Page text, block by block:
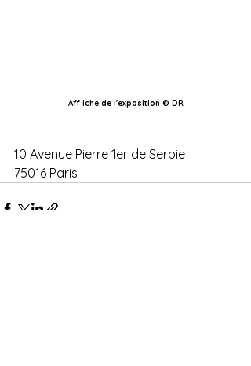
Aff iche de l'exposition © DR
10 Avenue Pierre 1er de Serbie
75016 Paris